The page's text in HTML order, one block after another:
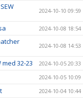
2024-10-10 09:59
2024-10-08 18:54
2024-10-08 14:53
32-23 2024-10-05 20:33
2024-10-05 10:09
2024-10-04 10:44